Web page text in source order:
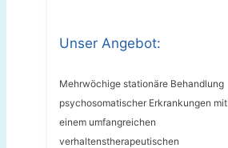
Unser Angebot:
Mehrwöchige stationäre Behandlung
psychosomatischer Erkrankungen mit
einem umfangreichen
verhaltenstherapeutischen